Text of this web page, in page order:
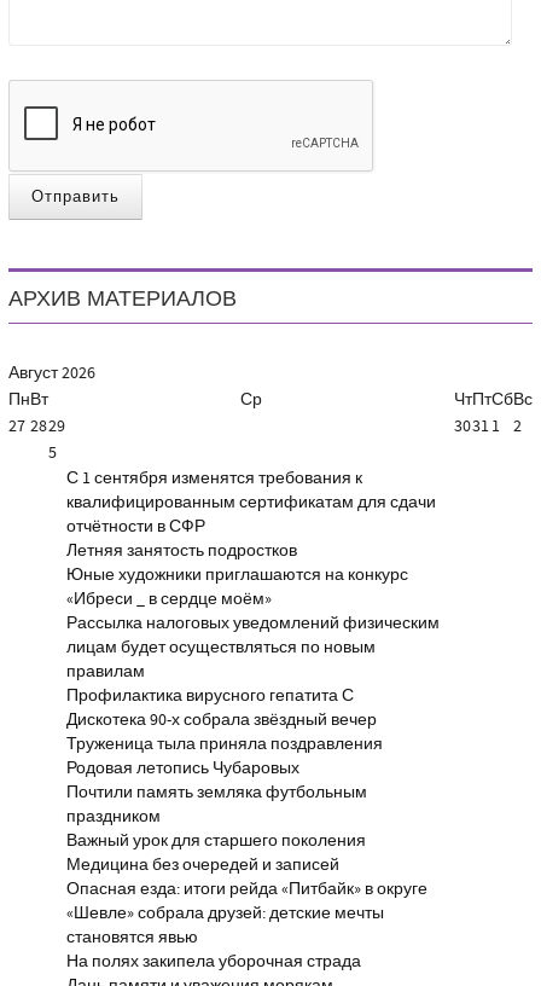
Отправить
АРХИВ МАТЕРИАЛОВ
Август2026
ПнВт Ср ЧтПтСбВс
27 2829 30311 2
5
С 1 сентября изменятся требования к
квалифицированным сертификатам для сдачи
отчётности в СФР
Летняя занятость подростков
Юные художники приглашаются на конкурс
«Ибреси _ в сердце моём»
Рассылка налоговых уведомлений физическим
лицам будет осуществляться по новым
правилам
Профилактика вирусного гепатита С
Дискотека 90-х собрала звёздный вечер
Труженица тыла приняла поздравления
Родовая летопись Чубаровых
Почтили память земляка футбольным
праздником
Важный урок для старшего поколения
Медицина без очередей и записей
Опасная езда: итоги рейда «Питбайк» в округе
«Шевле» собрала друзей: детские мечты
становятся явью
На полях закипела уборочная страда